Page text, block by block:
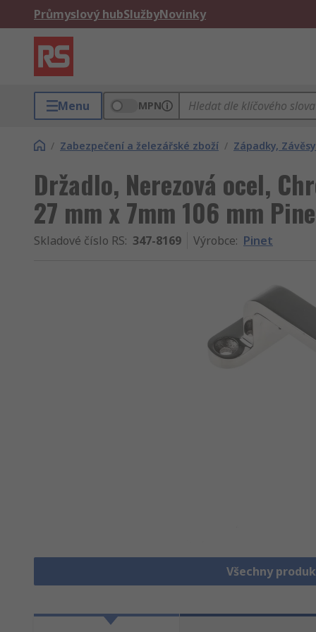
Průmyslový hubSlužbyNovinky
Menu MPN
/ Zabezpečení a železářské zboží / Západky,
Držadlo, Nerezová ocel,
27 mm x 7mm 106 mm
Skladové číslo RS: 347-8169 Výrobce: Pinet
Všechny